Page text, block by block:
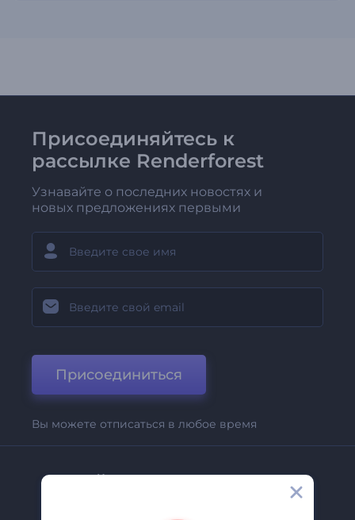
Присоединяйтесь к
рассылке Renderforest
Узнавайте о последних новостях и
новых предложениях первыми
Присоединиться
Вы можете отписаться в любое время
Компания